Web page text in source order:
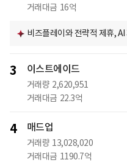
거래대금 16억
비즈플레이와 전략적 제휴,
3 이스트에이드
거래량 2,620,951
거래대금 22.3억
4 매드업
거래량 13,028,020
거래대금 1190.7억